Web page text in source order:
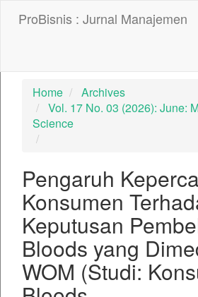
ProBisnis : Jurnal Manajemen
Home
Archives
Vol. 17 No. 03 (2026): June:
Science
Pengaruh
Konsumen
Keputusan
Bloods yang
WOM (Studi: